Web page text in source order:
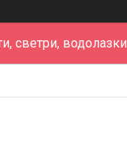
светри, водолазки